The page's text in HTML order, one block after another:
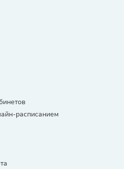
расписанием